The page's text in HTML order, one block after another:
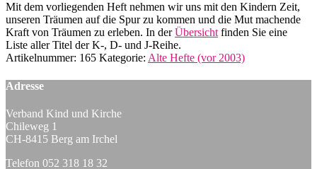
Mit dem vorliegenden Heft nehmen wir uns mit den Kindern Zeit,
unseren Träumen auf die Spur zu kommen und die Mut machende
Kraft von Träumen zu erleben. In derÜbersichtfinden Sie eine
Liste aller Titel der K-, D- und J-Reihe.
Artikelnummer: 165 Kategorie: Alte Hefte (vor 2003)
Adresse
Verband Kind und Kirche
Chileweg 1
CH-8415 Berg am Irchel
Telefon 052 318 18 32